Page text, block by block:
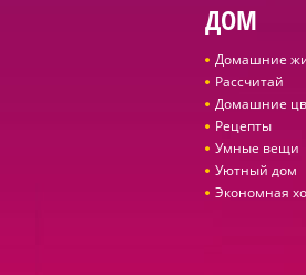
ДОМ
Домашние
Рассчитай
Домашние
Рецепты
Умные вещи
Уютный дом
Экономная